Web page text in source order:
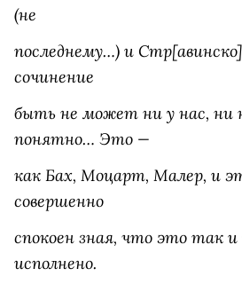
(не
последнему…) и
сочинение
быть не может ни у нас, ни
понятно… Это —
как Бах, Моцарт, Малер, и
совершенно
спокоен зная, что это так
исполнено.